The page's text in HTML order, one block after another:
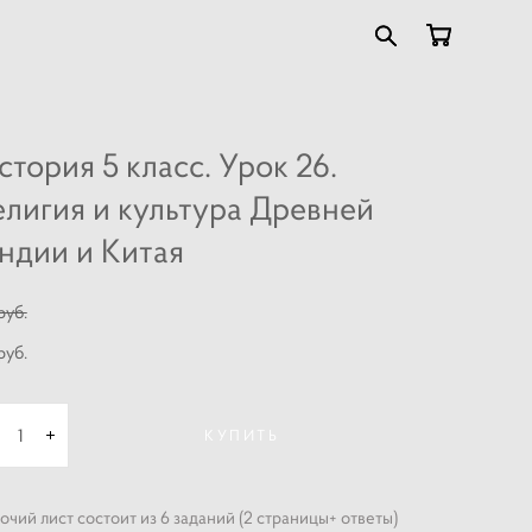
5 класс. Урок 26.
и культура Древней
и Китая
КУПИТЬ
лист состоит из 6 заданий (2 страницы+ ответы)